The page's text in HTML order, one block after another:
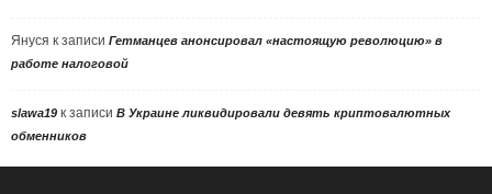
Януся к записи Гетманцев анонсировал «настоящую революцию» в
работе налоговой
slawa19 к записи В Украине ликвидировали девять криптовалютных
обменников